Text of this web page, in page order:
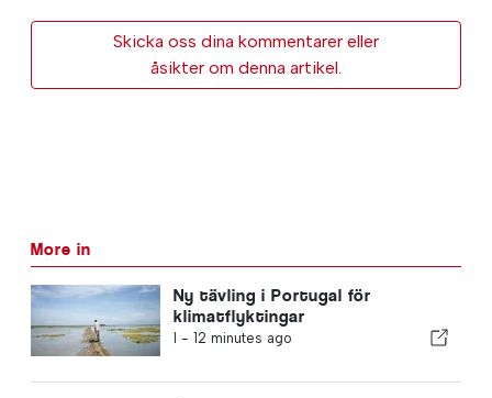
Skicka oss dina kommentarer eller
åsikter om denna artikel.
More in
Ny tävling i Portugal för
klimatflyktingar
I - 12 minutes ago